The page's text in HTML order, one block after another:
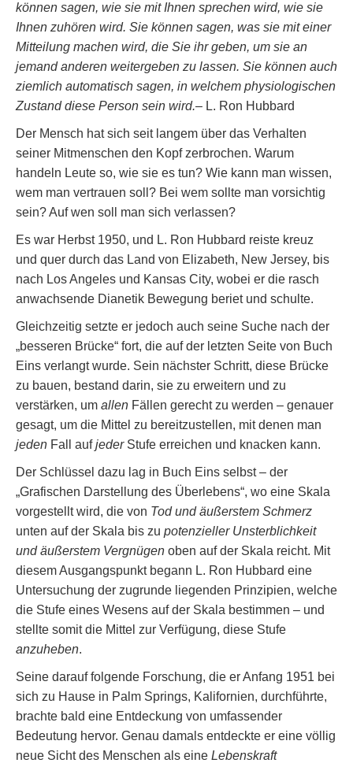
können sagen, wie sie mit Ihnen sprechen wird, wie sie
Ihnen zuhören wird. Sie können sagen, was sie mit einer
Mitteilung machen wird, die Sie ihr geben, um sie an
jemand anderen weitergeben zu lassen. Sie können auch
ziemlich automatisch sagen, in welchem physiologischen
Zustand diese Person sein wird.– L. Ron Hubbard
Der Mensch hat sich seit langem über das Verhalten
seiner Mitmenschen den Kopf zerbrochen. Warum
handeln Leute so, wie sie es tun? Wie kann man wissen,
wem man vertrauen soll? Bei wem sollte man vorsichtig
sein? Auf wen soll man sich verlassen?
Es war Herbst 1950, und L. Ron Hubbard reiste kreuz
und quer durch das Land von Elizabeth, New Jersey, bis
nach Los Angeles und Kansas City, wobei er die rasch
anwachsende Dianetik Bewegung beriet und schulte.
Gleichzeitig setzte er jedoch auch seine Suche nach der
„besseren Brücke“ fort, die auf der letzten Seite von Buch
Eins verlangt wurde. Sein nächster Schritt, diese Brücke
zu bauen, bestand darin, sie zu erweitern und zu
verstärken, um allen Fällen gerecht zu werden – genauer
gesagt, um die Mittel zu bereitzustellen, mit denen man
jeden Fall aufjederStufe erreichen und knacken kann.
Der Schlüssel dazu lag in Buch Eins selbst – der
„Grafischen Darstellung des Überlebens“, wo eine Skala
vorgestellt wird, die von Tod und äußerstem Schmerz
unten auf der Skala bis zu potenzieller Unsterblichkeit
und äußerstem Vergnügen oben auf der Skala reicht. Mit
diesem Ausgangspunkt begann L. Ron Hubbard eine
Untersuchung der zugrunde liegenden Prinzipien, welche
die Stufe eines Wesens auf der Skala bestimmen – und
stellte somit die Mittel zur Verfügung, diese Stufe
anzuheben.
Seine darauf folgende Forschung, die er Anfang 1951 bei
sich zu Hause in Palm Springs, Kalifornien, durchführte,
brachte bald eine Entdeckung von umfassender
Bedeutung hervor. Genau damals entdeckte er eine völlig
neue Sicht des Menschen als eine Lebenskraft